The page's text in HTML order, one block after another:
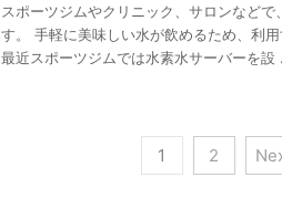
スポーツジムやクリニック、サロンなど
す。 手軽に美味しい水が飲めるため、利
最近スポーツジムでは水素水サーバーを設
1 2